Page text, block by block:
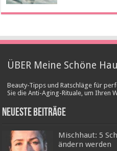
ÜBER Meine Schöne
Beauty-Tipps und Ratschläge für
Sie die Anti-Aging-Rituale, um Ihren
Neueste Beiträge
Mischhaut: 5
ändern werden